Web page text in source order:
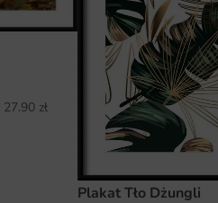
27.90 zł
Plakat Tło Dżungli